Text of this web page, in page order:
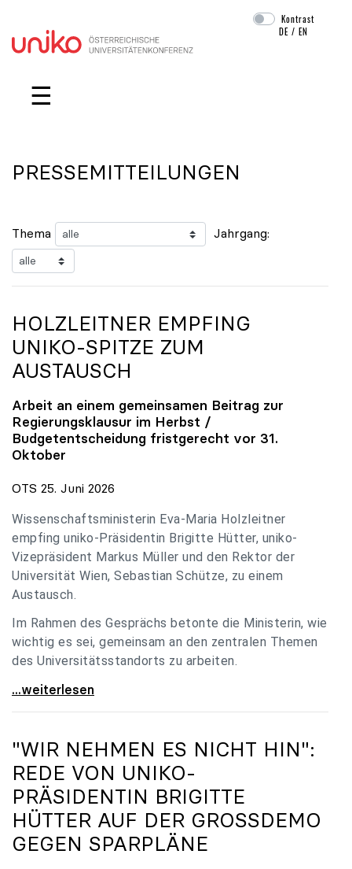
Navigation überspringen
Kontrast
DE /EN
☰
PRESSEMITTEILUNGEN
Thema Jahrgang:
HOLZLEITNER EMPFING
UNIKO-SPITZE ZUM
AUSTAUSCH
Arbeit an einem gemeinsamen Beitrag zur
Regierungsklausur im Herbst /
Budgetentscheidung fristgerecht vor 31.
Oktober
OTS 25. Juni 2026
Wissenschaftsministerin Eva-Maria Holzleitner
empfing uniko-Präsidentin Brigitte Hütter, uniko-
Vizepräsident Markus Müller und den Rektor der
Universität Wien, Sebastian Schütze, zu einem
Austausch.
Im Rahmen des Gesprächs betonte die Ministerin, wie
wichtig es sei, gemeinsam an den zentralen Themen
des Universitätsstandorts zu arbeiten.
Holzleitner empfing uniko-Spitze zum Austausch
...weiterlesen
"WIR NEHMEN ES NICHT HIN":
REDE VON UNIKO-
PRÄSIDENTIN BRIGITTE
HÜTTER AUF DER GROSSDEMO G
EGEN SPARPLÄNE